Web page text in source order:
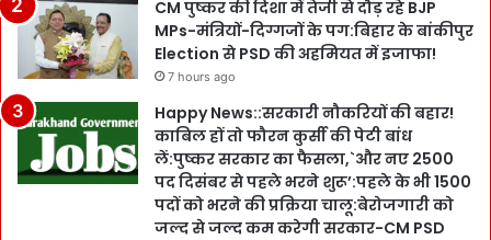
CM पुष्कर की दिशा में तेजी से दौड़ रहे BJP
MPs-मंत्रियों-दिग्गजों के पग:बिहार के बांकीपुर
Election से PSD की अहमियत में इजाफा!
7 hours ago
Happy News::सरकारी नौकरियों की बहार!
काबिल हों तो फौरन कुर्सी की पेटी बांध
लें:पुष्कर सरकार का फैसला,`और नए 2500
पद दिसंबर से पहले भरने शुरू’:पहले के भी 1500
पदों को भरने की प्रक्रिया चालू:बेरोजगारी को
जल्द से जल्द कम करेगी सरकार-CM PSD